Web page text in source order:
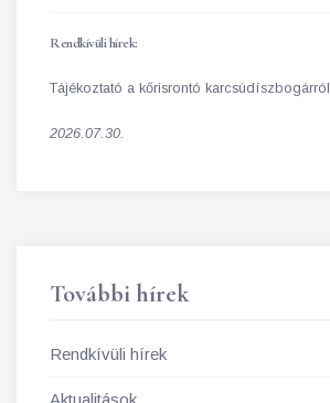
Rendkívüli hírek:
Tájékoztató a kőrisrontó karcsúdíszbogárról
2026.07.30.
További hírek
Rendkívüli hírek